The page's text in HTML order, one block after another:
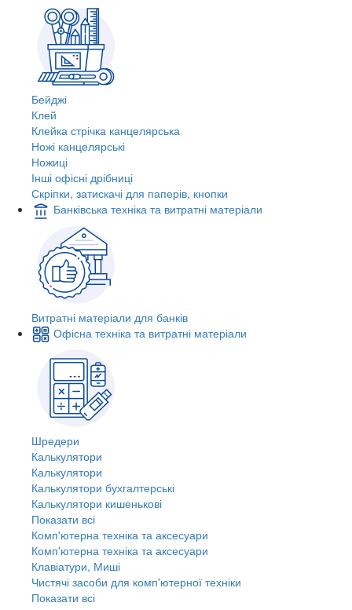
Бейджі
Клей
Клейка стрічка канцелярська
Ножі канцелярські
Ножиці
Інші офісні дрібниці
Скріпки, затискачі для паперів, кнопки
Банківська техніка та витратні матеріали
Витратні матеріали для банків
Офісна техніка та витратні матеріали
Шредери
Калькулятори
Калькулятори
Калькулятори бухгалтерські
Калькулятори кишенькові
Показати всі
Комп'ютерна техніка та аксесуари
Комп'ютерна техніка та аксесуари
Клавіатури, Миші
Чистячі засоби для комп'ютерної техніки
Показати всі